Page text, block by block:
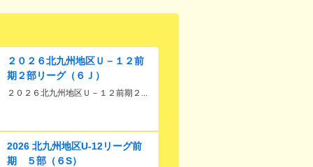
２０２６北九州地区Ｕ－１２前
期２部リーグ（６Ｊ）
２０２６北九州地区Ｕ－１２前期２...
2026 北九州地区U‐12リーグ前
期 ５部（６S）